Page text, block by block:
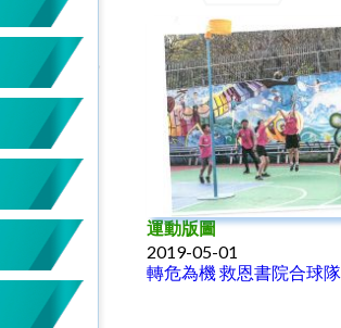
運動版圖
2019-05-01
轉危為機 救恩書院合球隊